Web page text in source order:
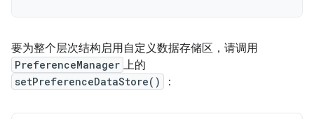
要为整个层次结构启用自定义数据存储区，请调用
PreferenceManager 上的
setPreferenceDataStore() ：